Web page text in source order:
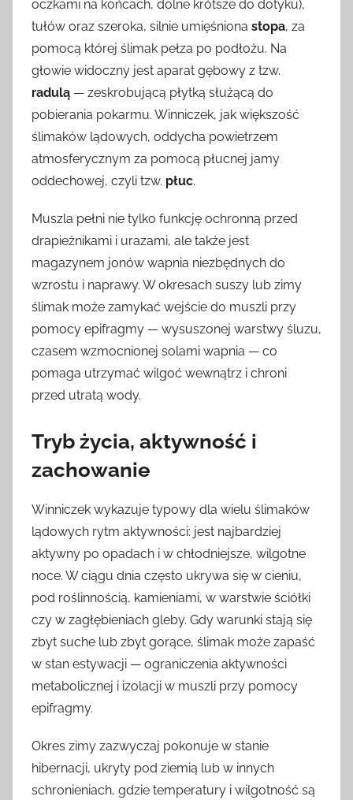
oczkami na końcach, dolne krótsze do dotyku),
tułów oraz szeroka, silnie umięśniona stopa, za
pomocą której ślimak pełza po podłożu. Na
głowie widoczny jest aparat gębowy z tzw.
radulą — zeskrobującą płytką służącą do
pobierania pokarmu. Winniczek, jak większość
ślimaków lądowych, oddycha powietrzem
atmosferycznym za pomocą płucnej jamy
oddechowej, czyli tzw. płuc.
Muszla pełni nie tylko funkcję ochronną przed
drapieżnikami i urazami, ale także jest
magazynem jonów wapnia niezbędnych do
wzrostu i naprawy. W okresach suszy lub zimy
ślimak może zamykać wejście do muszli przy
pomocy epifragmy — wysuszonej warstwy śluzu,
czasem wzmocnionej solami wapnia — co
pomaga utrzymać wilgoć wewnątrz i chroni
przed utratą wody.
Tryb życia, aktywność i
zachowanie
Winniczek wykazuje typowy dla wielu ślimaków
lądowych rytm aktywności: jest najbardziej
aktywny po opadach i w chłodniejsze, wilgotne
noce. W ciągu dnia często ukrywa się w cieniu,
pod roślinnością, kamieniami, w warstwie ściółki
czy w zagłębieniach gleby. Gdy warunki stają się
zbyt suche lub zbyt gorące, ślimak może zapaść
w stan estywacji — ograniczenia aktywności
metabolicznej i izolacji w muszli przy pomocy
epifragmy.
Okres zimy zazwyczaj pokonuje w stanie
hibernacji, ukryty pod ziemią lub w innych
schronieniach, gdzie temperatury i wilgotność są